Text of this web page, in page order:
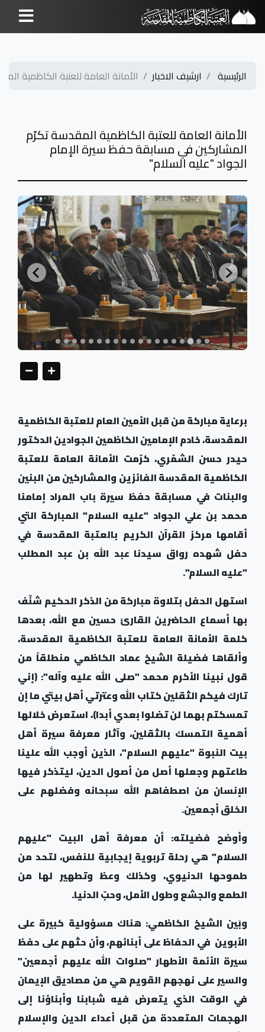
الرئيسية ارشيف الاخبار الأمانة العامة للعتبة الكاظمية
الأمانة العامة للعتبة الكاظمية المقدسة تكرّم
المشاركين في مسابقة حفظ سيرة الإمام
الجواد "عليه السلام"
برعاية مباركة من قبل الأمين العام للعتبة الكاظمية
المقدسة، خادم الإمامين الكاظمين الجوادين الدكتور
حيدر حسن الشمّري، كرّمت الأمانة العامة للعتبة
الكاظمية المقدسة الفائزين والمشاركين من البنين
والبنات في مسابقة حفظ سيرة باب المراد إمامنا
محمد بن علي الجواد "عليه السلام" المباركة التي
أقامها مركز القرآن الكريم بالعتبة المقدسة في
حفل شهده رواق سيدنا عبد الله بن عبد المطلب
"عليه السلام".
استهل الحفل بتلاوة مباركة من الذكر الحكيم شنّف
بها أسماع الحاضرين القارئ حسين مع الله، بعدها
كلمة الأمانة العامة للعتبة الكاظمية المقدسة،
وألقاها فضيلة الشيخ عماد الكاظمي منطلقاً من
قول نبينا الأكرم محمد "صلى الله عليه وآله": (إني
تارك فيكم الثقلين كتاب الله وعترتي أهل بيتي ما إن
تمسكتم بهما لن تضلوا بعدي أبدا)، استعرض خلالها
أهمية التمسك بالثقلين، وآثار معرفة سيرة أهل
بيت النبوة "عليهم السلام"، الذين أوجب الله علينا
طاعتهم وجعلها أصل من أصول الدين، ليتذكر فيها
الإنسان من اصطفاهم الله سبحانه وفضلهم على
الخلق أجمعين.
وأوضح فضيلته: أن معرفة أهل البيت "عليهم
السلام" هي رحلة تربوية إيجابية للنفس، لتحد من
طموحها الدنيوي، وكذلك وعظ وتطهير لها من
الطمع والجشع وطول الأمل، وحبّ الدنيا.
وبَين الشيخ الكاظمي: هناك مسؤولية كبيرة على
الأبوين في الحفاظ على أبنائهم، وأن حثهم على حفظ
سيرة الأئمة الأطهار "صلوات الله عليهم أجمعين"
والسير على نهجهم القويم هي من مصاديق الإيمان
في الوقت الذي يتعرض فيه شبابنا وأبناؤنا إلى
الهجمات المتعددة من قبل أعداء الدين والإسلام